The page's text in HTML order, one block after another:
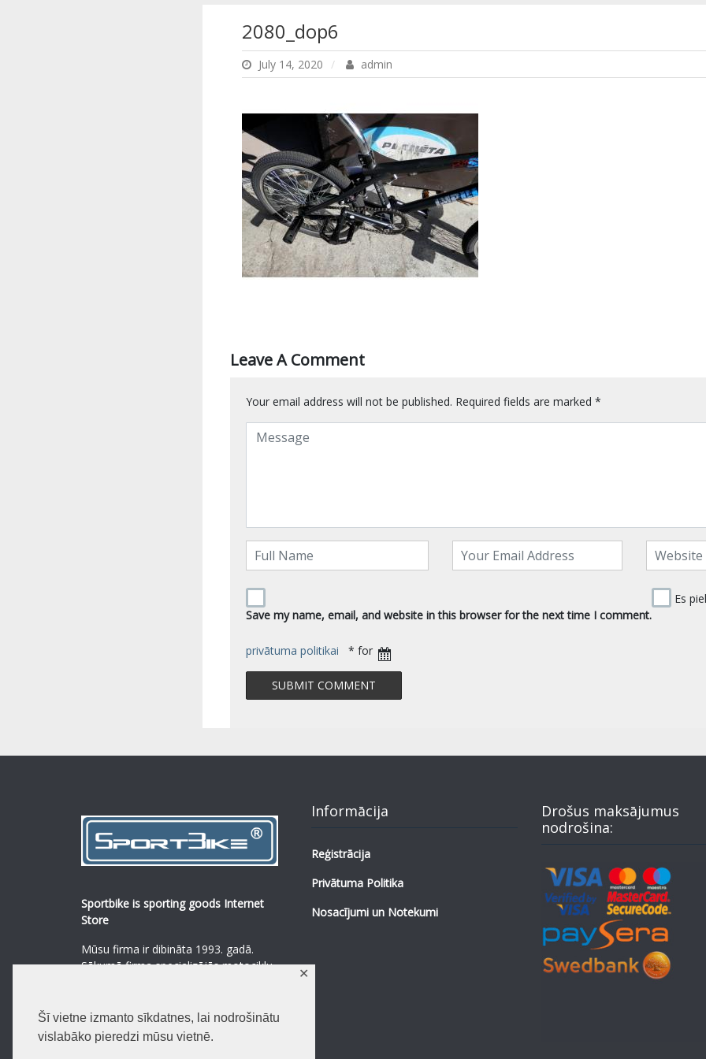
Šī vietne izmanto sīkdatnes, lai nodrošinātu
vislabāko pieredzi mūsu vietnē.
✕
2080_dop6
July 14, 2020 admin
Leave A Comment
Your email address will not be published. Required fields are marked *
Save my name, email, and website in this browser for the next time I comment.
Es
privātuma politikai * for
Sportbike is sporting goods Internet
Store
Mūsu firma ir dibināta 1993. gadā.
Sākumā firma specializējās motociklu,
Lasīt vairāk
Informācija
Reģistrācija
Privātuma Politika
Nosacījumi un Notekumi
Drošus maksājumus
nodrošina:
0